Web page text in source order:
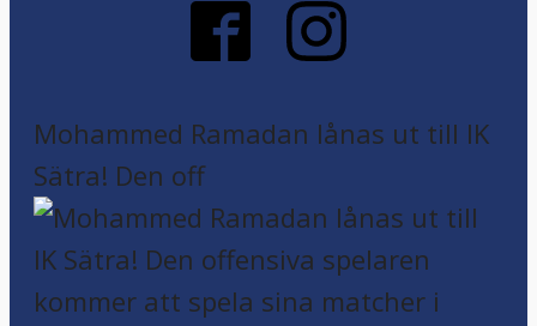
Mohammed Ramadan lånas ut till IK
Sätra! Den off